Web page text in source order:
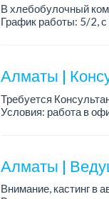
В хлебобулочный
График работы: 5/2,
Алматы |
Требуется
Условия: работа в
Алматы |
Внимание, кастинг в